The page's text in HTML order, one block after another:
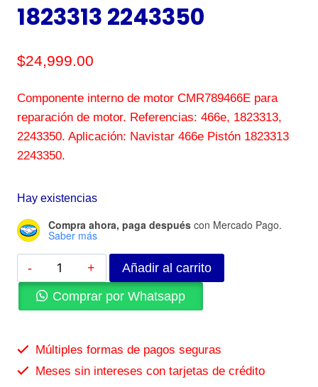
1823313 2243350
$24,999.00
Componente interno de motor CMR789466E para
reparación de motor. Referencias: 466e, 1823313,
2243350. Aplicación: Navistar 466e Pistón 1823313
2243350.
Hay existencias
Compra ahora, paga después con Mercado Pago.
Saber más
Añadir al carrito
Comprar por Whatsapp
Múltiples formas de pagos seguras
Meses sin intereses con tarjetas de crédito